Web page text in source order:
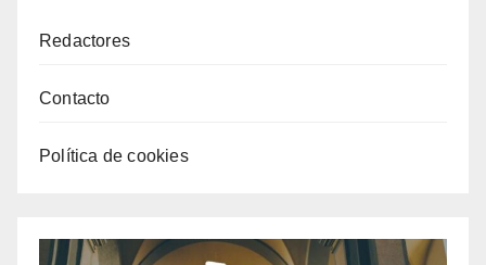
Redactores
Contacto
Política de cookies